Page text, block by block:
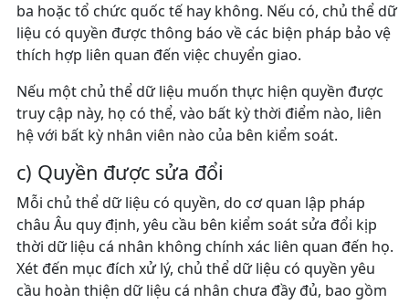
ba hoặc tổ chức quốc tế hay không. Nếu có, chủ thể dữ
liệu có quyền được thông báo về các biện pháp bảo vệ
thích hợp liên quan đến việc chuyển giao.
Nếu một chủ thể dữ liệu muốn thực hiện quyền được
truy cập này, họ có thể, vào bất kỳ thời điểm nào, liên
hệ với bất kỳ nhân viên nào của bên kiểm soát.
c) Quyền được sửa đổi
Mỗi chủ thể dữ liệu có quyền, do cơ quan lập pháp
châu Âu quy định, yêu cầu bên kiểm soát sửa đổi kịp
thời dữ liệu cá nhân không chính xác liên quan đến họ.
Xét đến mục đích xử lý, chủ thể dữ liệu có quyền yêu
cầu hoàn thiện dữ liệu cá nhân chưa đầy đủ, bao gồm